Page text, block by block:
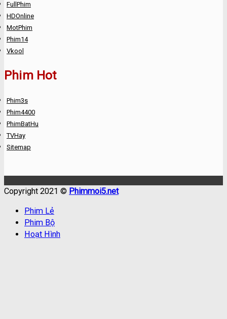
FullPhim
HDOnline
MotPhim
Phim14
Vkool
Phim Hot
Phim3s
Phim4400
PhimBatHu
TVHay
Sitemap
Copyright 2021 © Phimmoi5.net
Phim Lẻ
Phim Bộ
Hoạt Hình